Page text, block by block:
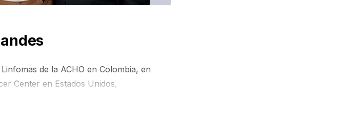
de la ACHO en Colombia, en
Center en Estados Unidos,
grandes.